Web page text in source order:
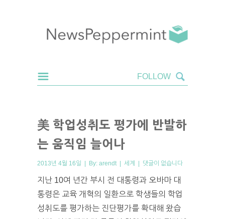
美 학업성취도 평가에 반발하
는 움직임 늘어나
2013년 4월 16일 | By: arendt | 세계 | 댓글이 없습니다
지난 10여 년간 부시 전 대통령과 오바마 대
통령은 교육 개혁의 일환으로 학생들의 학업
성취도를 평가하는 진단평가를 확대해 왔습